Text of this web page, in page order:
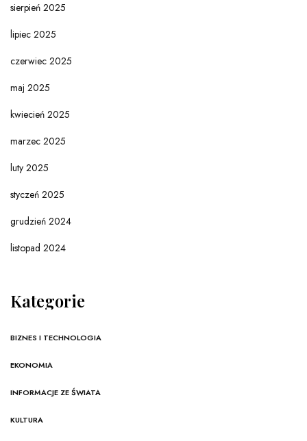
sierpień 2025
lipiec 2025
czerwiec 2025
maj 2025
kwiecień 2025
marzec 2025
luty 2025
styczeń 2025
grudzień 2024
listopad 2024
Kategorie
BIZNES I TECHNOLOGIA
EKONOMIA
INFORMACJE ZE ŚWIATA
KULTURA